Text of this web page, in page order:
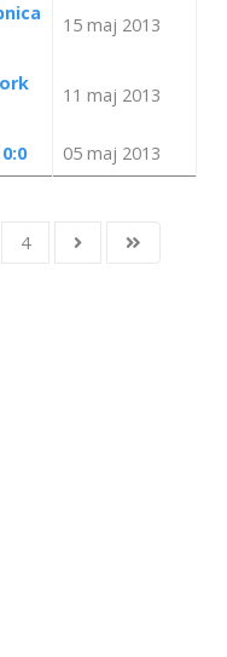
15 maj 2013
11 maj 2013
05 maj 2013
4